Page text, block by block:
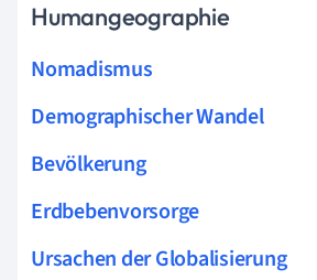
Humangeographie
Nomadismus
Demographischer Wandel
Bevölkerung
Erdbebenvorsorge
Ursachen der Globalisierung